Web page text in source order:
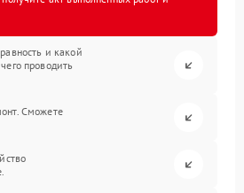
и какой
проводить
Сможете